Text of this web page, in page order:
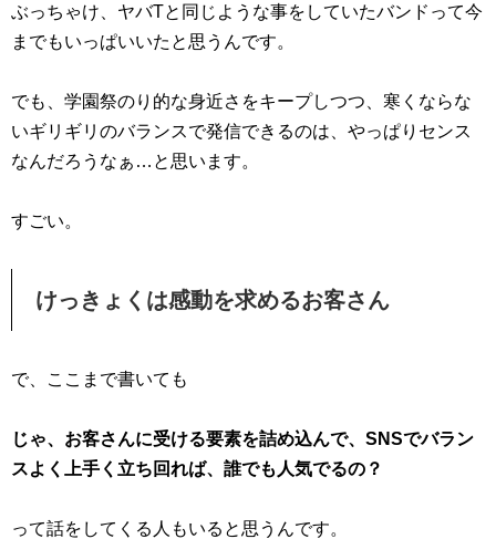
ぶっちゃけ、ヤバTと同じような事をしていたバンドって今
までもいっぱいいたと思うんです。
でも、学園祭のり的な身近さをキープしつつ、寒くならな
いギリギリのバランスで発信できるのは、やっぱりセンス
なんだろうなぁ…と思います。
すごい。
けっきょくは感動を求めるお客さん
で、ここまで書いても
じゃ、お客さんに受ける要素を詰め込んで、SNSでバラン
スよく上手く立ち回れば、誰でも人気でるの？
って話をしてくる人もいると思うんです。